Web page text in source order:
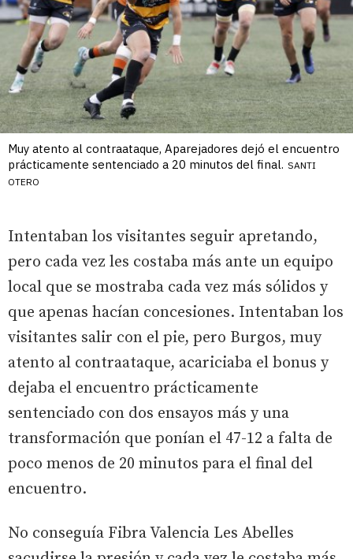
Muy atento al contraataque, Aparejadores dejó el encuentro
prácticamente sentenciado a 20 minutos del final. SANTI
OTERO
Intentaban los visitantes seguir apretando,
pero cada vez les costaba más ante un equipo
local que se mostraba cada vez más sólidos y
que apenas hacían concesiones. Intentaban los
visitantes salir con el pie, pero Burgos, muy
atento al contraataque, acariciaba el bonus y
dejaba el encuentro prácticamente
sentenciado con dos ensayos más y una
transformación que ponían el 47-12 a falta de
poco menos de 20 minutos para el final del
encuentro.
No conseguía Fibra Valencia Les Abelles